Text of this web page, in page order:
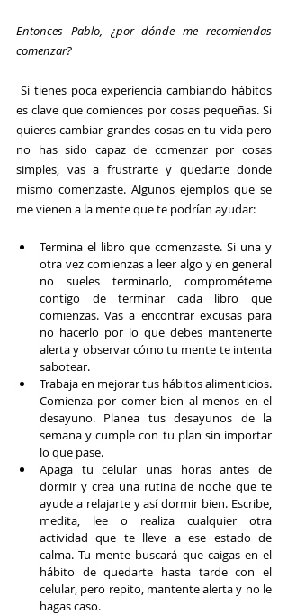
Entonces Pablo, ¿por dónde me recomiendas
comenzar?
Si tienes poca experiencia cambiando hábitos
es clave que comiences por cosas pequeñas. Si
quieres cambiar grandes cosas en tu vida pero
no has sido capaz de comenzar por cosas
simples, vas a frustrarte y quedarte donde
mismo comenzaste. Algunos ejemplos que se
me vienen a la mente que te podrían ayudar:
Termina el libro que comenzaste. Si una y
otra vez comienzas a leer algo y en general
no sueles terminarlo, comprométeme
contigo de terminar cada libro que
comienzas. Vas a encontrar excusas para
no hacerlo por lo que debes mantenerte
alerta y observar cómo tu mente te intenta
sabotear.
Trabaja en mejorar tus hábitos alimenticios.
Comienza por comer bien al menos en el
desayuno. Planea tus desayunos de la
semana y cumple con tu plan sin importar
lo que pase.
Apaga tu celular unas horas antes de
dormir y crea una rutina de noche que te
ayude a relajarte y así dormir bien. Escribe,
medita, lee o realiza cualquier otra
actividad que te lleve a ese estado de
calma. Tu mente buscará que caigas en el
hábito de quedarte hasta tarde con el
celular, pero repito, mantente alerta y no le
hagas caso.